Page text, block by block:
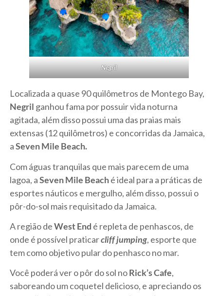
Negril
Localizada a quase 90 quilômetros de Montego Bay,
Negril ganhou fama por possuir vida noturna
agitada, além disso possui uma das praias mais
extensas (12 quilômetros) e concorridas da Jamaica,
aSeven Mile Beach.
Com águas tranquilas que mais parecem de uma
lagoa, aSeven Mile Beaché ideal para a práticas de
esportes náuticos e mergulho, além disso, possui o
pôr-do-sol mais requisitado da Jamaica.
A região deWest End é repleta de penhascos, de
onde é possível praticarcliff jumping, esporte que
tem como objetivo pular do penhasco no mar.
Você poderá ver o pôr do sol noRick’s Cafe,
saboreando um coquetel delicioso, e apreciando os